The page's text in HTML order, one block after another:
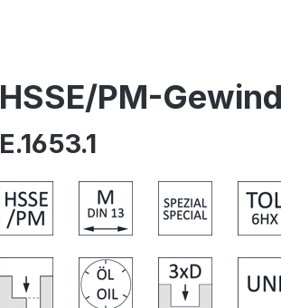
HSSE/PM-
E.1653.1